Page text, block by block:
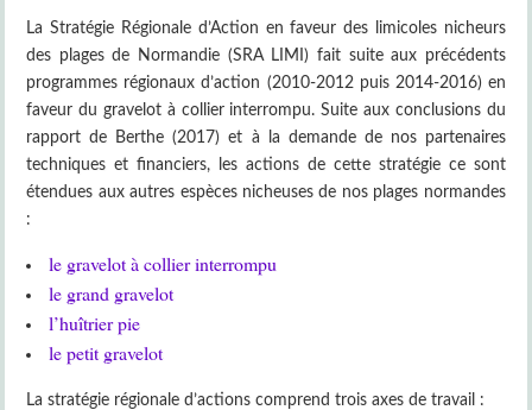
La Stratégie Régionale d’Action en faveur des limicoles nicheurs
des plages de Normandie (SRA LIMI) fait suite aux précédents
programmes régionaux d’action (2010-2012 puis 2014-2016) en
faveur du gravelot à collier interrompu. Suite aux conclusions du
rapport de Berthe (2017) et à la demande de nos partenaires
techniques et financiers, les actions de cette stratégie ce sont
étendues aux autres espèces nicheuses de nos plages normandes
:
le gravelot à collier interrompu
le grand gravelot
l’huîtrier pie
le petit gravelot
La stratégie régionale d’actions comprend trois axes de travail :